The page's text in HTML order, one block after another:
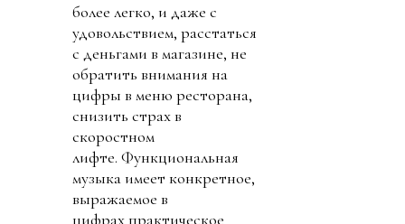
более легко, и даже с
удовольствием, расстаться
с деньгами в магазине, не
обратить внимания на
цифры в меню ресторана,
снизить страх в
скоростном
лифте. Функциональная
музыка имеет конкретное,
выражаемое в
цифрах практическое